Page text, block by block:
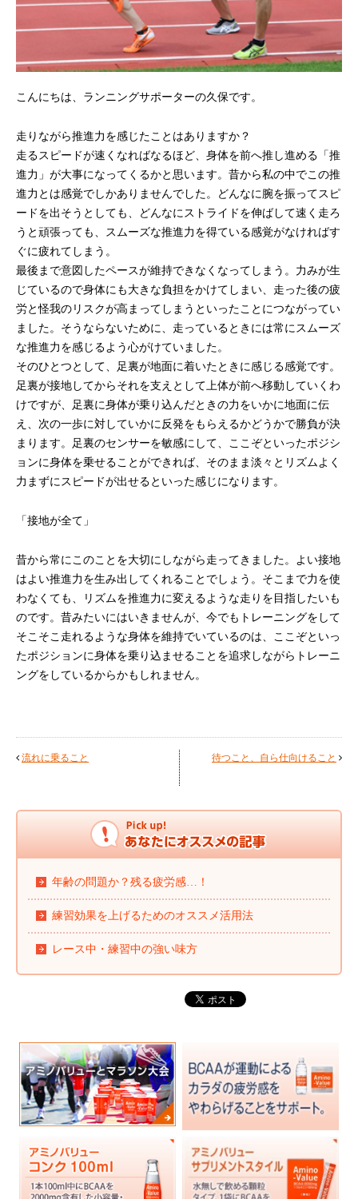
こんにちは、ランニングサポーターの久保です。
走りながら推進力を感じたことはありますか？
走るスピードが速くなればなるほど、身体を前へ推し進める「推
進力」が大事になってくるかと思います。昔から私の中でこの推
進力とは感覚でしかありませんでした。どんなに腕を振ってスピ
ードを出そうとしても、どんなにストライドを伸ばして速く走ろ
うと頑張っても、スムーズな推進力を得ている感覚がなければす
ぐに疲れてしまう。
最後まで意図したペースが維持できなくなってしまう。力みが生
じているので身体にも大きな負担をかけてしまい、走った後の疲
労と怪我のリスクが高まってしまうといったことにつながってい
ました。そうならないために、走っているときには常にスムーズ
な推進力を感じるよう心がけていました。
そのひとつとして、足裏が地面に着いたときに感じる感覚です。
足裏が接地してからそれを支えとして上体が前へ移動していくわ
けですが、足裏に身体が乗り込んだときの力をいかに地面に伝
え、次の一歩に対していかに反発をもらえるかどうかで勝負が決
まります。足裏のセンサーを敏感にして、ここぞといったポジシ
ョンに身体を乗せることができれば、そのまま淡々とリズムよく
力まずにスピードが出せるといった感じになります。
「接地が全て」
昔から常にこのことを大切にしながら走ってきました。よい接地
はよい推進力を生み出してくれることでしょう。そこまで力を使
わなくても、リズムを推進力に変えるような走りを目指したいも
のです。昔みたいにはいきませんが、今でもトレーニングをして
そこそこ走れるような身体を維持でいているのは、ここぞといっ
たポジションに身体を乗り込ませることを追求しながらトレーニ
ングをしているからかもしれません。
流れに乗ること 待つこと、自ら仕向けること
年齢の問題か？残る疲労感…！
練習効果を上げるためのオススメ活用法
レース中・練習中の強い味方